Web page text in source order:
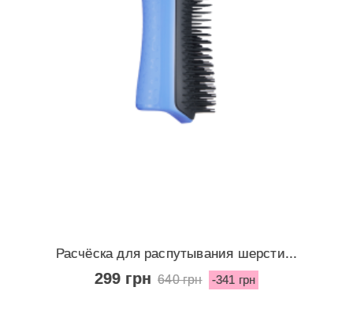
Расчёска для распутывания шерсти...
299 грн 640 грн -341 грн